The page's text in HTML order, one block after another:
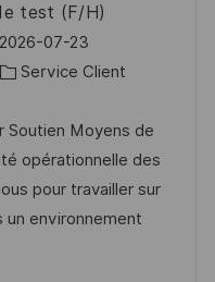
test (F/H)
2026-07-23
C
t
Service Client
Soutien Moyens de
opérationnelle des
pour travailler sur
un environnement